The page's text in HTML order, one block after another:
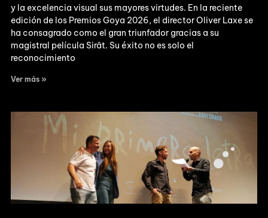
y la excelencia visual sus mayores virtudes. En la reciente
edición de los Premios Goya 2026, el director Oliver Laxe se
ha consagrado como el gran triunfador gracias a su
magistral película Sirât. Su éxito no es solo el
reconocimiento
Ver más »